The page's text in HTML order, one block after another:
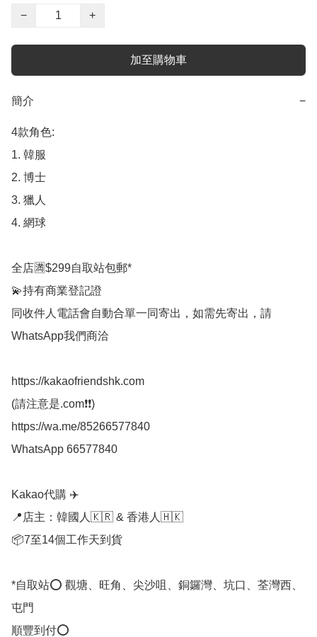
−
+
加至購物車
簡介 −
4款角色:
1. 韓服
2. 博士
3. 獵人
4. 網球
全店🈵$299自取站包郵*
💫持有商業登記證
同收件人電話會自動合單一同寄出，如需先寄出，請
WhatsApp我們商洽
https://kakaofriendshk.com
(請注意是.com❗❗)
https://wa.me/85266577840
WhatsApp 66577840
Kakao代購 ✈️
📍店主：韓國人🇰🇷 & 香港人🇭🇰
📦7至14個工作天到貨
*自取站⭕ 觀塘、旺角、尖沙咀、銅鑼灣、坑口、荃灣西、
屯門
順豐到付⭕